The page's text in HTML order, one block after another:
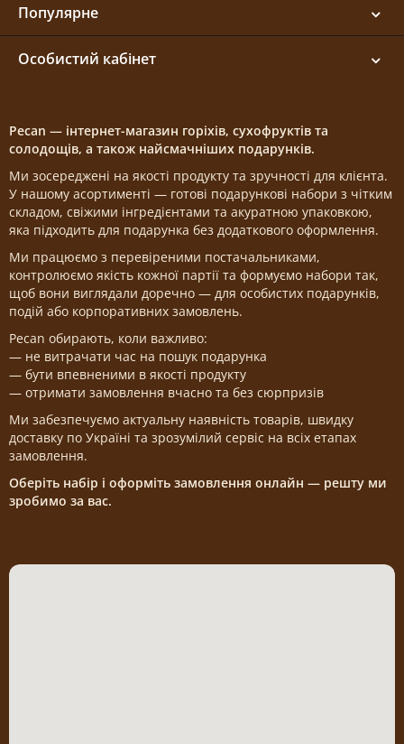
Популярне
Особистий кабінет
Pecan — інтернет-магазин горіхів, сухофруктів та
солодощів, а також найсмачніших подарунків.
Ми зосереджені на якості продукту та зручності для клієнта.
У нашому асортименті — готові подарункові набори з чітким
складом, свіжими інгредієнтами та акуратною упаковкою,
яка підходить для подарунка без додаткового оформлення.
Ми працюємо з перевіреними постачальниками,
контролюємо якість кожної партії та формуємо набори так,
щоб вони виглядали доречно — для особистих подарунків,
подій або корпоративних замовлень.
Pecan обирають, коли важливо:
— не витрачати час на пошук подарунка
— бути впевненими в якості продукту
— отримати замовлення вчасно та без сюрпризів
Ми забезпечуємо актуальну наявність товарів, швидку
доставку по Україні та зрозумілий сервіс на всіх етапах
замовлення.
Оберіть набір і оформіть замовлення онлайн — решту ми
зробимо за вас.